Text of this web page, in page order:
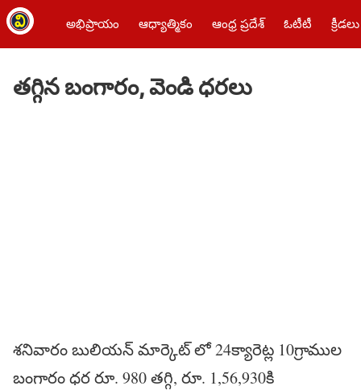
అభిప్రాయం ఆధ్యాత్మికం ఆంధ్ర ప్రదేశ్ ఓటీటీ క్రీడలు
తగ్గిన బంగారం, వెండి ధరలు
శనివారం బులియన్ మార్కెట్ లో 24క్యారెట్ల 10గ్రాముల
బంగారం ధర రూ. 980 తగ్గి, రూ. 1,56,930కి